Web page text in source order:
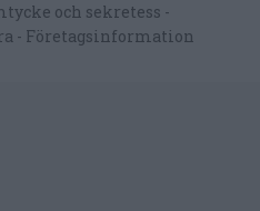
och sekretess
Företagsinformation